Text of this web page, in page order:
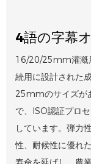
4語の字幕
16/20/25mm灌漑
続用に設計された
25mmのサイズが
で、ISO認証プロ
しています。弾力
性、耐候性に優れ